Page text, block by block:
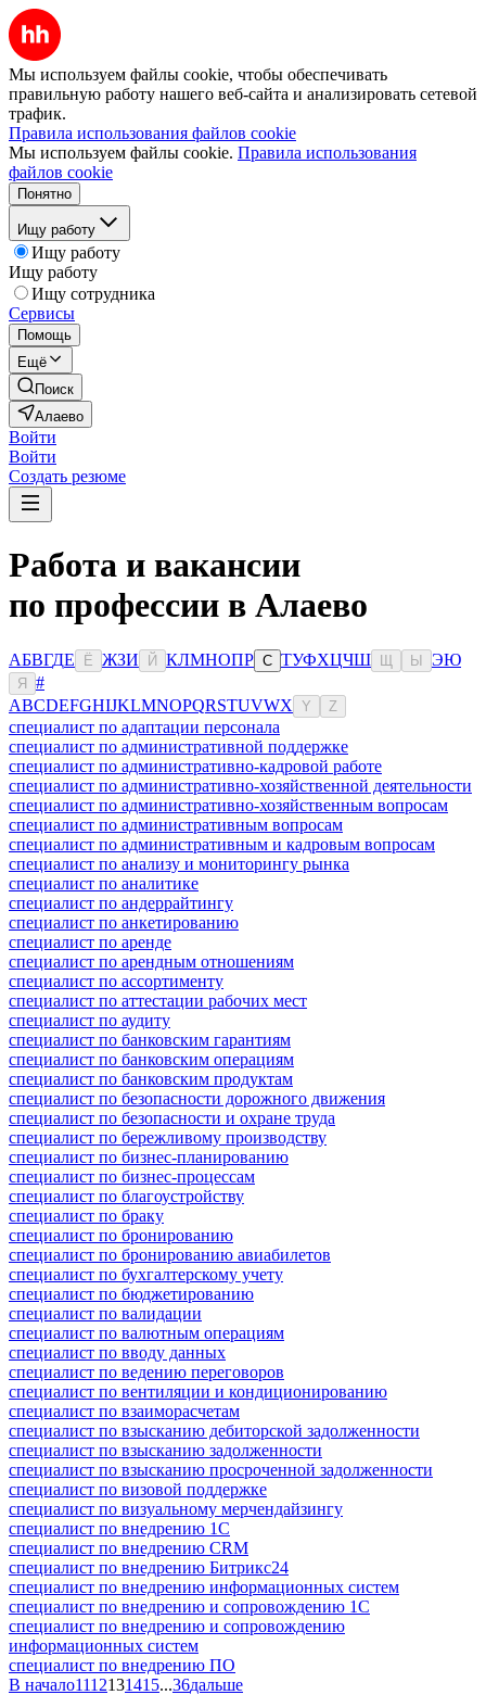
Мы используем файлы cookie, чтобы обеспечивать
правильную работу нашего веб-сайта и анализировать сетевой
трафик.
Правила использования файлов cookie
Мы используем файлы cookie. Правила использования
файлов cookie
Понятно
Ищу работу
Ищу работу
Ищу работу
Ищу сотрудника
Сервисы
Помощь
Ещё
Поиск
Алаево
Войти
Войти
Создать резюме
Работа и вакансии
по профессии в Алаево
АБВГДЕ Ё ЖЗИ Й КЛМНОПР С ТУФХЦЧШ Ы ЭЮ
Я
#
ABCDEFGHIJKLMNOPQRSTUVWX Y Z
специалист по адаптации персонала
специалист по административной поддержке
специалист по административно-кадровой работе
специалист по административно-хозяйственной деятельности
специалист по административно-хозяйственным вопросам
специалист по административным вопросам
специалист по административным и кадровым вопросам
специалист по анализу и мониторингу рынка
специалист по аналитике
специалист по андеррайтингу
специалист по анкетированию
специалист по аренде
специалист по арендным отношениям
специалист по ассортименту
специалист по аттестации рабочих мест
специалист по аудиту
специалист по банковским гарантиям
специалист по банковским операциям
специалист по банковским продуктам
специалист по безопасности дорожного движения
специалист по безопасности и охране труда
специалист по бережливому производству
специалист по бизнес-планированию
специалист по бизнес-процессам
специалист по благоустройству
специалист по браку
специалист по бронированию
специалист по бронированию авиабилетов
специалист по бухгалтерскому учету
специалист по бюджетированию
специалист по валидации
специалист по валютным операциям
специалист по вводу данных
специалист по ведению переговоров
специалист по вентиляции и кондиционированию
специалист по взаиморасчетам
специалист по взысканию дебиторской задолженности
специалист по взысканию задолженности
специалист по взысканию просроченной задолженности
специалист по визовой поддержке
специалист по визуальному мерчендайзингу
специалист по внедрению 1С
специалист по внедрению CRM
специалист по внедрению Битрикс24
специалист по внедрению информационных систем
специалист по внедрению и сопровождению 1С
специалист по внедрению и сопровождению
информационных систем
специалист по внедрению ПО
В начало1112131415...36дальше